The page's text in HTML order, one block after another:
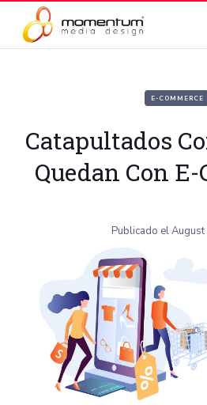
E-COMMERCE
Catapultados
Quedan Con
Publicado el